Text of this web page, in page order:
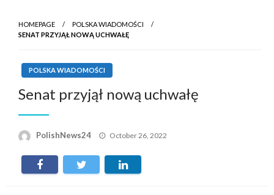
HOMEPAGE
POLSKA WIADOMOŚCI
SENAT PRZYJĄŁ NOWĄ UCHWAŁĘ
POLSKA WIADOMOŚCI
Senat przyjął nową uchwałę
PolishNews24
Posted
October 26, 2022